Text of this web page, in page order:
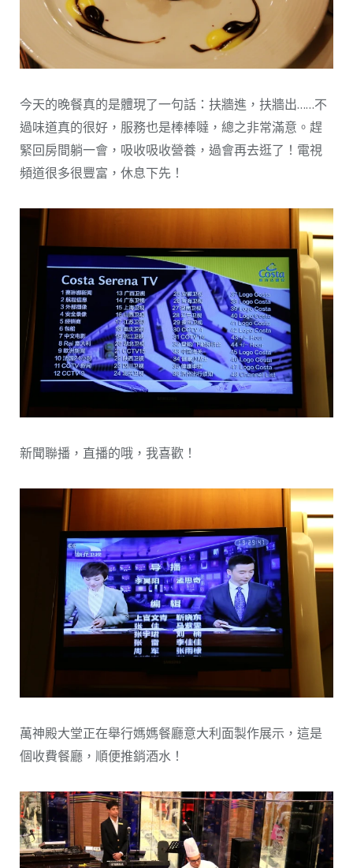
今天的晚餐真的是體現了一句話：扶牆進，扶牆出……不
過味道真的很好，服務也是棒棒噠，總之非常滿意。趕
緊回房間躺一會，吸收吸收營養，過會再去逛了！電視
頻道很多很豐富，休息下先！
新聞聯播，直播的哦，我喜歡！
萬神殿大堂正在舉行媽媽餐廳意大利面製作展示，這是
個收費餐廳，順便推銷酒水！